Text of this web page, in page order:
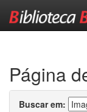
Página
Buscar em: